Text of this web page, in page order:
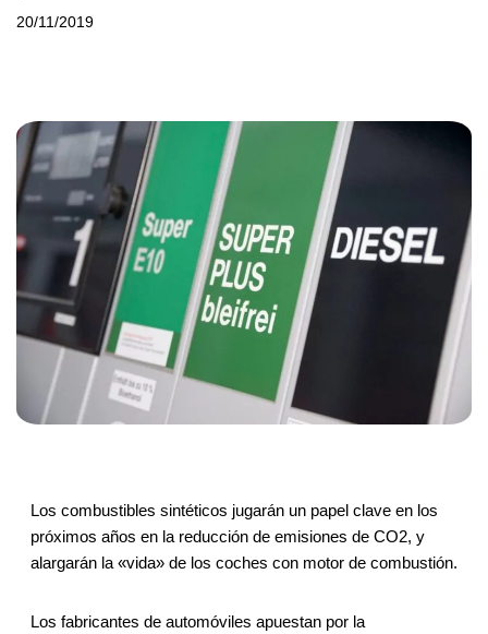
20/11/2019
Los combustibles sintéticos jugarán un papel clave en los
próximos años en la reducción de emisiones de CO2, y
alargarán la «vida» de los coches con motor de combustión.
Los fabricantes de automóviles apuestan por la